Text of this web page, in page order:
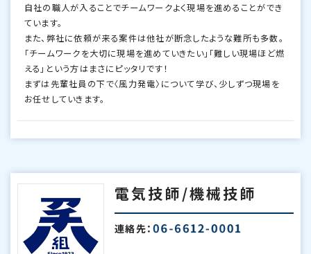
自社の職人が入ることでチームワークよく現場を進めることができ
ています。
また、弊社に依頼が来る案件は他社が断念したような難所も多数。
「チームワークを大切に現場を進めていきたい」「難しい現場ほど燃
える」という方はまさにピッタリです！
まずは先輩社員の下で〈風力発電〉について学び、少しずつ現場を
お任せしていきます。
電気技師/機械技師
連絡先：